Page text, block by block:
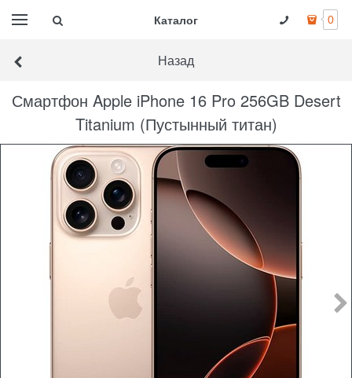
Каталог 0
Назад
Смартфон Apple iPhone 16 Pro 256GB Desert
Titanium (Пустынный титан)